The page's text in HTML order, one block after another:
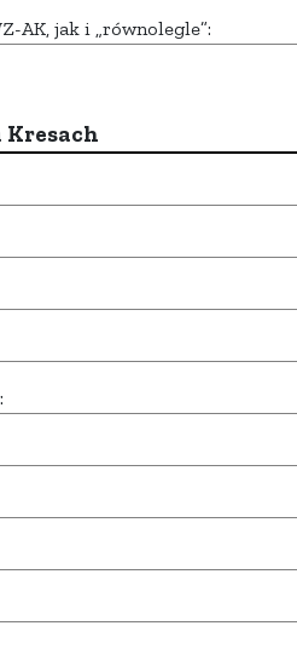
AK, jak i „równolegle”:
Kresach